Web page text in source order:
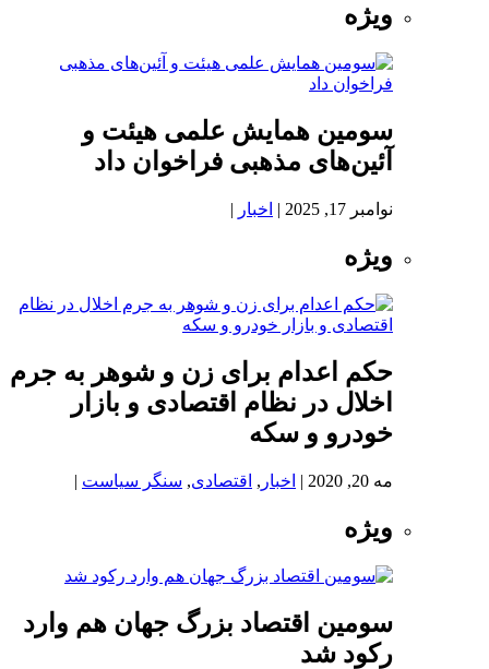
ویژه
سومین همایش علمی هیئت و
آئین‌های مذهبی فراخوان داد
نوامبر 17, 2025 | اخبار |
ویژه
حکم اعدام برای زن و شوهر به جرم
اخلال در نظام اقتصادی و بازار
خودرو و سکه
مه 20, 2020 | اخبار , اقتصادی, سنگر سیاست |
ویژه
سومین اقتصاد بزرگ جهان هم وارد
رکود شد